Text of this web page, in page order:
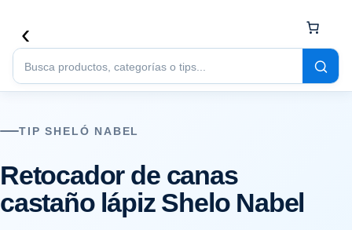
Buscar
productos
TIP SHELÓ NABEL
Retocador de canas
castaño lápiz Shelo Nabel